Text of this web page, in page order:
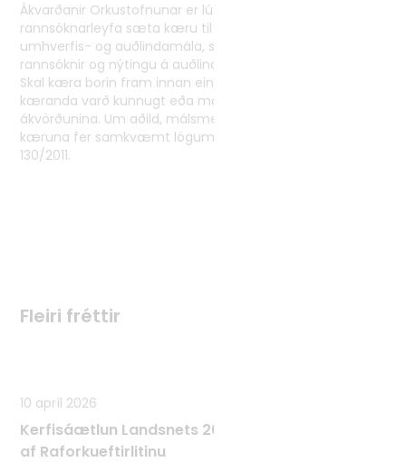
Ákvarðanir Orkustofnunar er lúta að veitingu
rannsóknarleyfa sæta kæru til úrskurðarnefndar
umhverfis- og auðlindamála, sbr. 2. mgr. 33. gr. laga um
rannsóknir og nýtingu á auðlindum í jörðu, nr. 57/1998.
Skal kæra borin fram innan eins mánaðar frá því
kæranda varð kunnugt eða mátti vera kunnugt um
ákvörðunina. Um aðild, málsmeðferð og annað er varðar
kæruna fer samkvæmt lögum um úrskurðarnefndina, nr.
130/2011.
Fleiri fréttir
10 apríl 2026
Kerfisáætlun Landsnets 2025 - 2034 samþykkt
af Raforkueftirlitinu